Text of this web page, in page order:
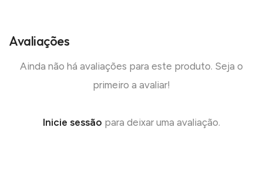
Avaliações
Ainda não há avaliações para este produto. Seja o
primeiro a avaliar!
Inicie sessão para deixar uma avaliação.